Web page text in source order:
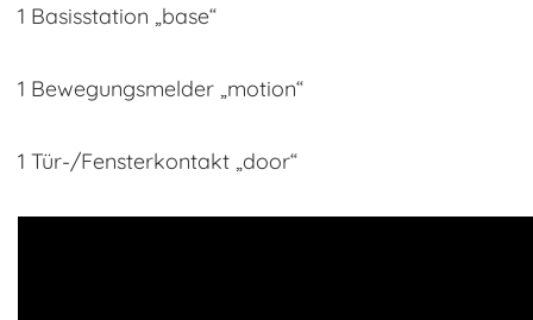
1 Basisstation „base“
1 Bewegungsmelder „motion“
1 Tür-/Fensterkontakt „door“